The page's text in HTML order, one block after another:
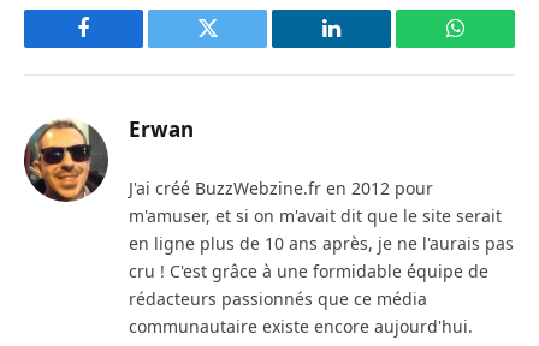
Facebook Twitter LinkedIn
Erwan
J'ai créé BuzzWebzine.fr en 2012 pour
m'amuser, et si on m'avait dit que le site serait
en ligne plus de 10 ans après, je ne l'aurais pas
cru ! C'est grâce à une formidable équipe de
rédacteurs passionnés que ce média
communautaire existe encore aujourd'hui.